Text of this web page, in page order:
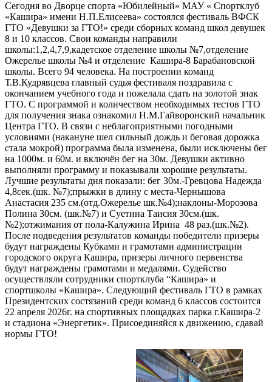
Сегодня во Дворце спорта «Юбилейный» МАУ « Спортклуб
«Кашира» имени Н.П.Елисеева» состоялся фестиваль ВФСК
ГТО «Девушки за ГТО!» среди сборных команд школ девушек
8 и 10 классов. Свои команды направили
школы:1,2,4,7,9,кадетское отделение школы №7,отделение
Ожерелье школы №4 и отделение Кашира-8 Барабановской
школы. Всего 94 человека. На построении команд
Т.В.Кудрявцева главный судья фестиваля поздравила с
окончанием учебного года и пожелала сдать на золотой знак
ГТО. С программой и количеством необходимых тестов ГТО
для получения знака ознакомил Н.М.Гайворонский начальник
Центра ГТО. В связи с неблагоприятными погодными
условиями (накануне шел сильный дождь и беговая дорожка
стала мокрой) программа была изменена, были исключены бег
на 1000м. и 60м. и включён бег на 30м. Девушки активно
выполняли программу и показывали хорошие результаты.
Лучшие результаты дня показали: бег 30м.-Гревцова Надежда
4,8сек.(шк. №7);прыжки в длину с места-Чернышова
Анастасия 235 см.(отд.Ожерелье шк.№4);наклоны-Морозова
Полина 30см. (шк.№7) и Суетина Таисия 30см.(шк.
№2);отжимания от пола-Калужина Ирина 48 раз.(шк.№2).
После подведения результатов команды победители призеры
будут награждены Кубками и грамотами администрации
городского округа Кашира, призеры личного первенства
будут награждены грамотами и медалями. Судейство
осуществляли сотрудники спортклуба “Кашира» и
спортшколы «Кашира». Следующий фестиваль ГТО в рамках
Президентских состязаний среди команд 6 классов состоится
22 апреля 2026г. на спортивных площадках парка г.Кашира-2
и стадиона «Энергетик». Присоединяйся к движению, сдавай
нормы ГТО!